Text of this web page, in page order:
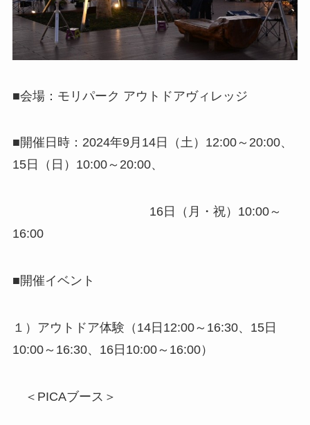
■会場：モリパーク アウトドアヴィレッジ
■開催日時：2024年9月14日（土）12:00～20:00、
15日（日）10:00～20:00、
16日（月・祝）10:00～
16:00
■開催イベント
１）アウトドア体験（14日12:00～16:30、15日
10:00～16:30、16日10:00～16:00）
＜PICAブース＞